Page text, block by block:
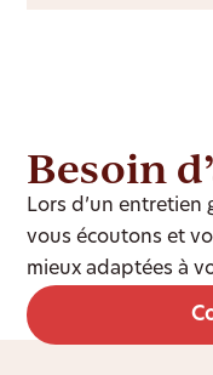
Besoin
Lors d’un entretien
vous écoutons et
mieux adaptées à